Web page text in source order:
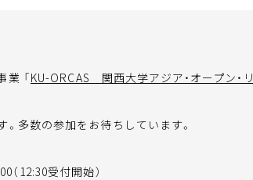
業 「KU-ORCAS 関西大学アジア・オープン・
多数の参加をお待ちしています。
12:30受付開始）